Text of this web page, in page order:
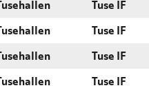
Tusehallen Tuse IF
Tusehallen Tuse IF
Tusehallen Tuse IF
Tusehallen Tuse IF